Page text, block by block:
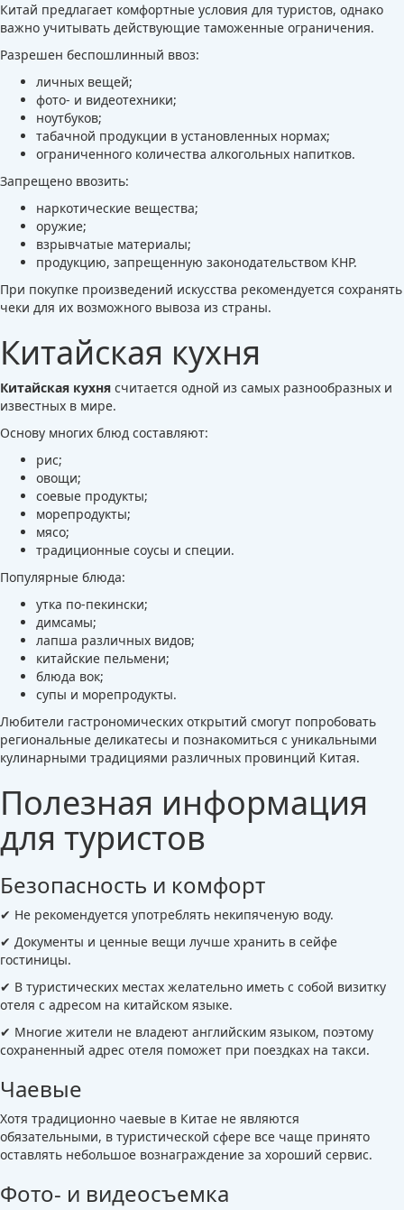
Китай предлагает комфортные условия для туристов, однако
важно учитывать действующие таможенные ограничения.
Разрешен беспошлинный ввоз:
личных вещей;
фото- и видеотехники;
ноутбуков;
табачной продукции в установленных нормах;
ограниченного количества алкогольных напитков.
Запрещено ввозить:
наркотические вещества;
оружие;
взрывчатые материалы;
продукцию, запрещенную законодательством КНР.
При покупке произведений искусства рекомендуется сохранять
чеки для их возможного вывоза из страны.
Китайская кухня
Китайская кухня считается одной из самых разнообразных и
известных в мире.
Основу многих блюд составляют:
рис;
овощи;
соевые продукты;
морепродукты;
мясо;
традиционные соусы и специи.
Популярные блюда:
утка по-пекински;
димсамы;
лапша различных видов;
китайские пельмени;
блюда вок;
супы и морепродукты.
Любители гастрономических открытий смогут попробовать
региональные деликатесы и познакомиться с уникальными
кулинарными традициями различных провинций Китая.
Полезная информация
для туристов
Безопасность и комфорт
✔ Не рекомендуется употреблять некипяченую воду.
✔ Документы и ценные вещи лучше хранить в сейфе
гостиницы.
✔ В туристических местах желательно иметь с собой визитку
отеля с адресом на китайском языке.
✔ Многие жители не владеют английским языком, поэтому
сохраненный адрес отеля поможет при поездках на такси.
Чаевые
Хотя традиционно чаевые в Китае не являются
обязательными, в туристической сфере все чаще принято
оставлять небольшое вознаграждение за хороший сервис.
Фото- и видеосъемка